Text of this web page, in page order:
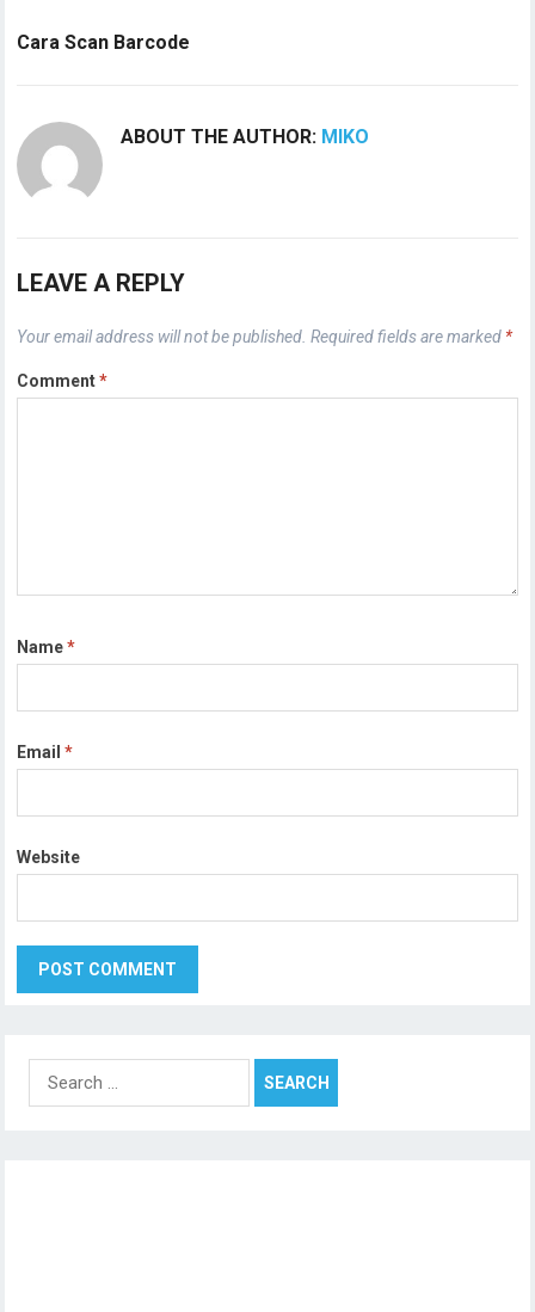
Cara Scan Barcode
ABOUT THE AUTHOR: MIKO
LEAVE A REPLY
Your email address will not be published. Required fields are marked *
Comment*
Name*
Email*
Website
Search
for: